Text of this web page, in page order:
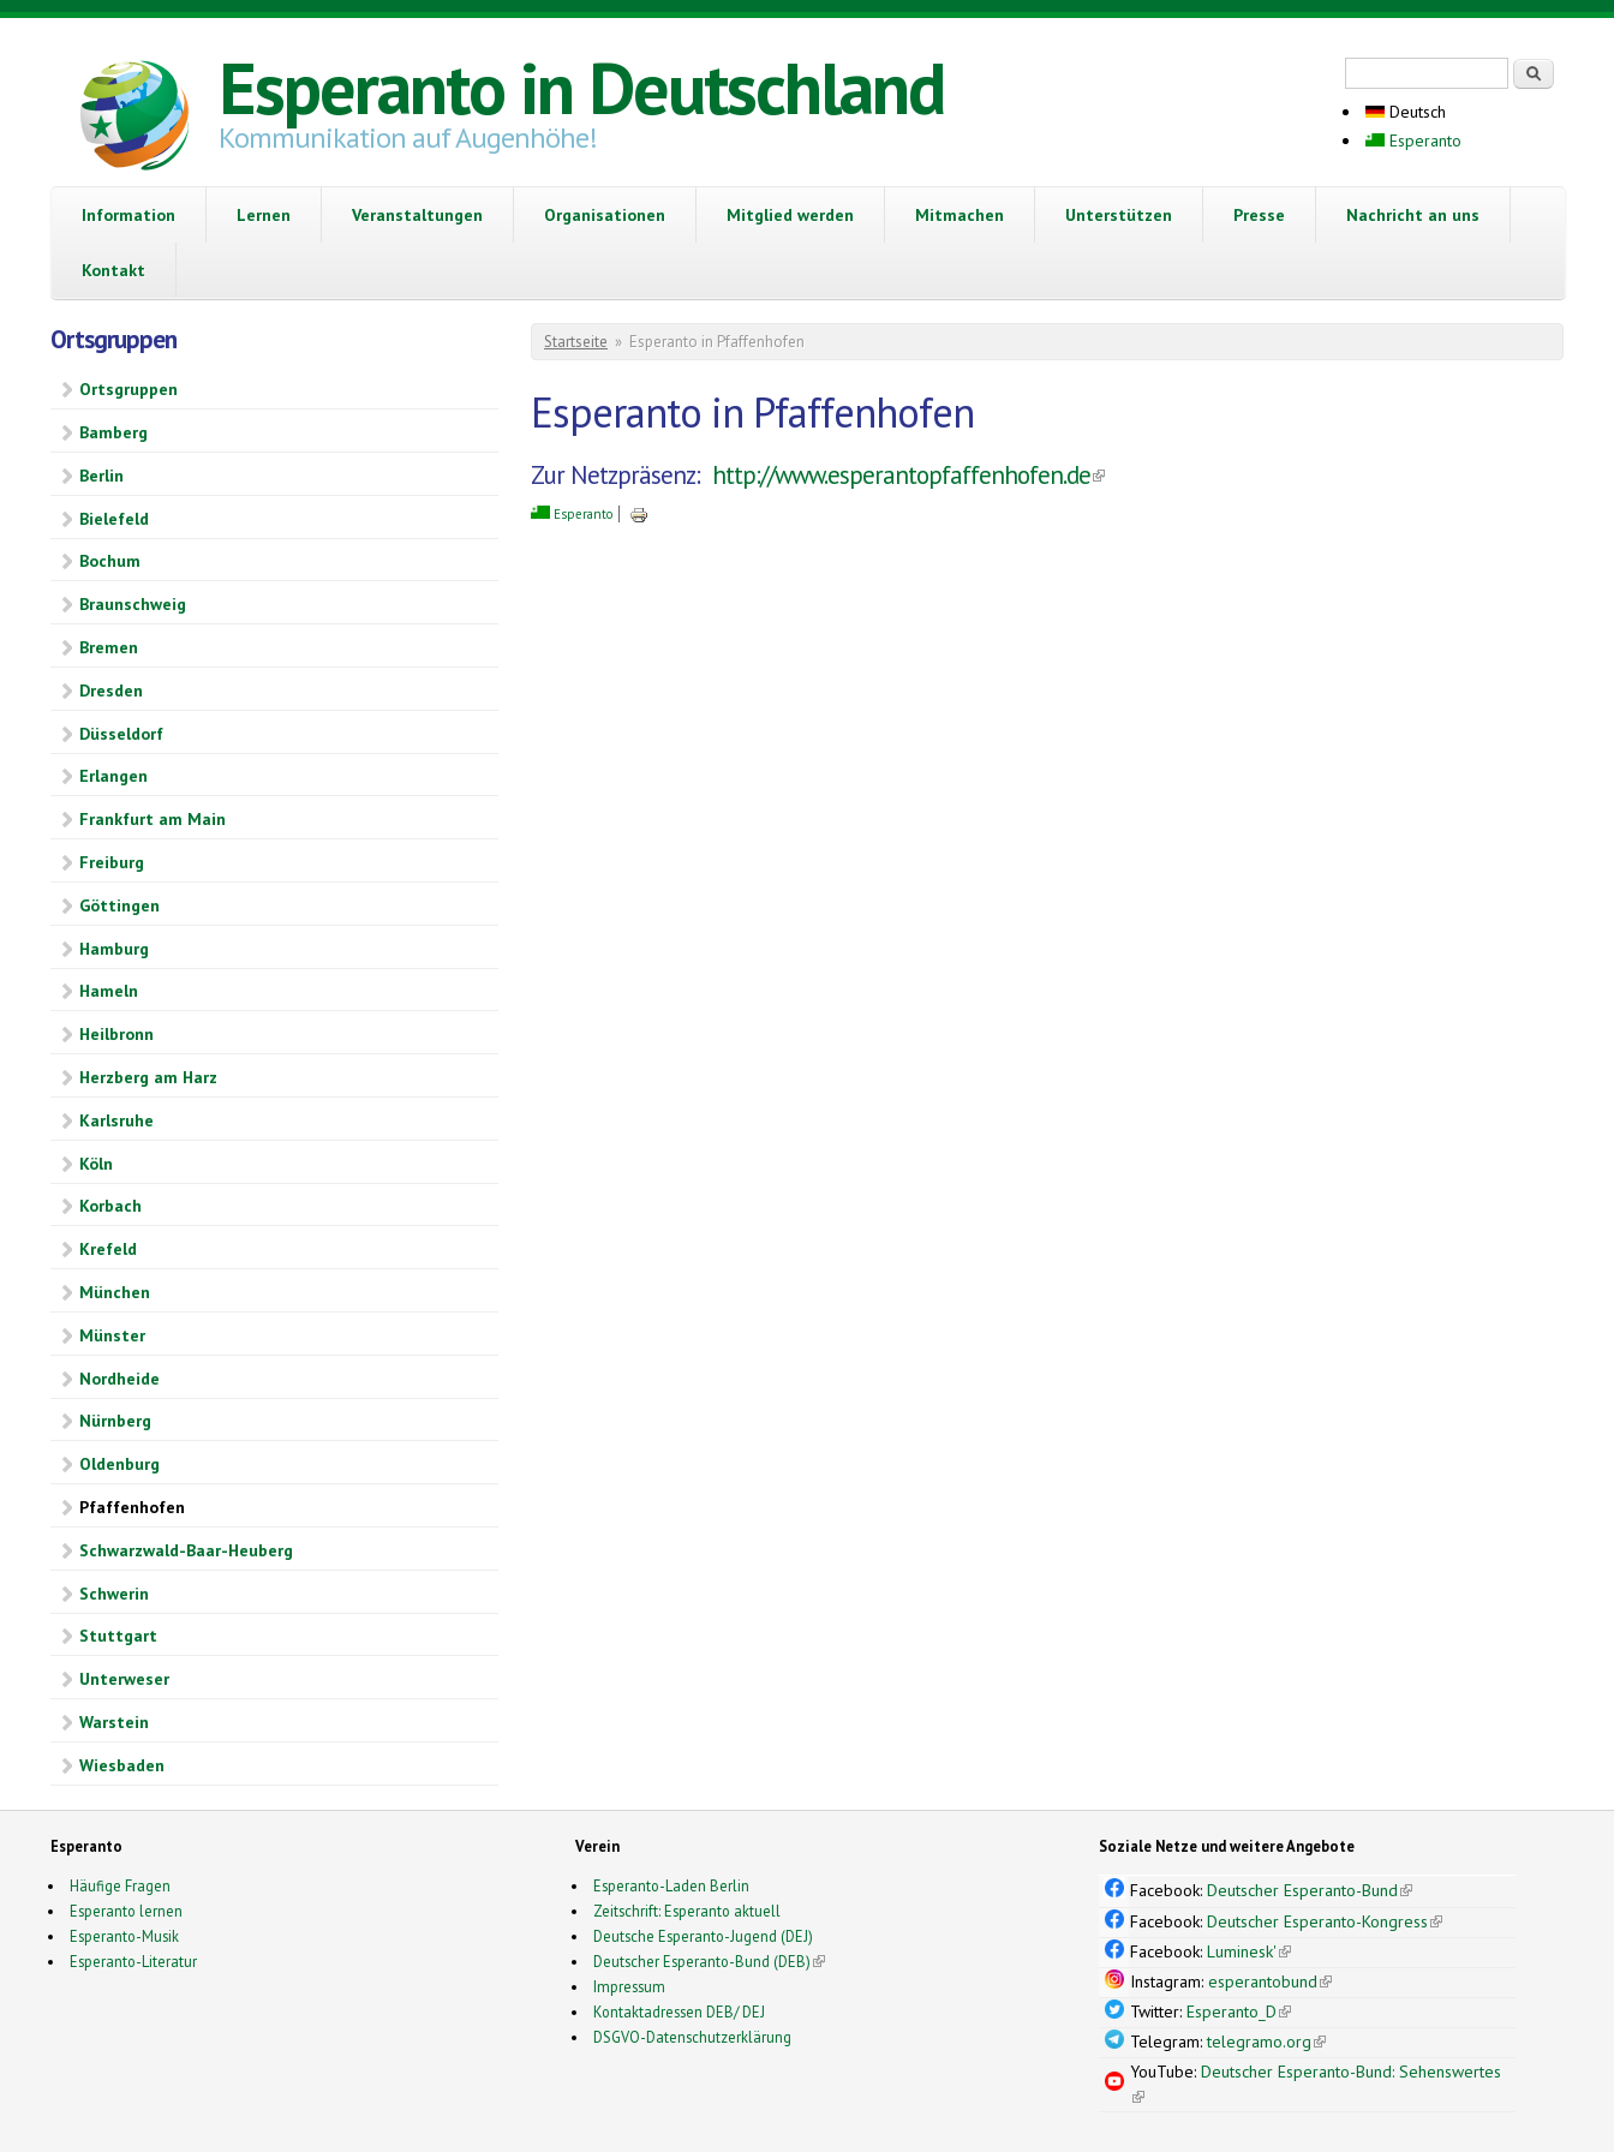
Direkt zum Inhalt
Esperanto in Deutschland
Kommunikation auf Augenhöhe!
Deutsch
Esperanto
Information Lernen Veranstaltungen Organisationen Mitglied werden Mitmachen Unterstützen Presse Nachricht an uns
Kontakt
Ortsgruppen
Ortsgruppen
Bamberg
Berlin
Bielefeld
Bochum
Braunschweig
Bremen
Dresden
Düsseldorf
Erlangen
Frankfurt am Main
Freiburg
Göttingen
Hamburg
Hameln
Heilbronn
Herzberg am Harz
Karlsruhe
Köln
Korbach
Krefeld
München
Münster
Nordheide
Nürnberg
Oldenburg
Pfaffenhofen
Schwarzwald-Baar-Heuberg
Schwerin
Stuttgart
Unterweser
Warstein
Wiesbaden
Sie sind hier
Startseite » Esperanto in Pfaffenhofen
Esperanto in Pfaffenhofen
Zur Netzpräsenz: http://www.esperantopfaffenhofen.de(link is external)
Esperanto
Esperanto
Häufige Fragen
Esperanto lernen
Esperanto-Musik
Esperanto-Literatur
Verein
Esperanto-Laden Berlin
Zeitschrift: Esperanto aktuell
Deutsche Esperanto-Jugend (DEJ)
Deutscher Esperanto-Bund (DEB)(link is external)
Impressum
Kontaktadressen DEB/ DEJ
DSGVO-Datenschutzerklärung
Soziale Netze und weitere Angebote
Facebook:Deutscher Esperanto-Bund(link is external)
Facebook:Deutscher Esperanto-Kongress(link is external)
Facebook:Luminesk'(link is external)
Instagram:esperantobund(link is external)
Twitter:Esperanto_D(link is external)
Telegram:telegramo.org(link is external)
YouTube:Deutscher Esperanto-Bund: Sehenswertes
(link is external)